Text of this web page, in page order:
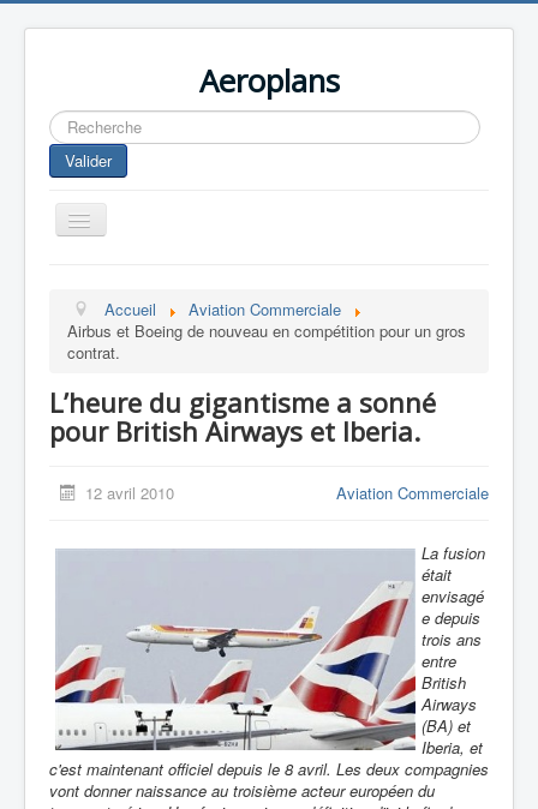
Aeroplans
Rechercher
Valider
Toggle
Navigation
Aviation Commerciale
Aviation d'Affaire
Aviation Militaire
Europespace
Drones
Accueil
Aviation Commerciale
Airbus et Boeing de nouveau en compétition pour un gros
contrat.
L’heure du gigantisme a sonné
pour British Airways et Iberia.
12 avril 2010 Aviation Commerciale
La fusion
était
envisagé
e depuis
trois ans
entre
British
Airways
(BA) et
Iberia, et
c'est maintenant officiel depuis le 8 avril. Les deux compagnies
vont donner naissance au troisième acteur européen du